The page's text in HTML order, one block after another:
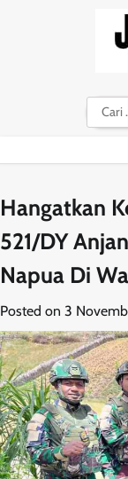
Cari
untuk:
Hangatkan
521/DY
Napua Di
Posted on 3